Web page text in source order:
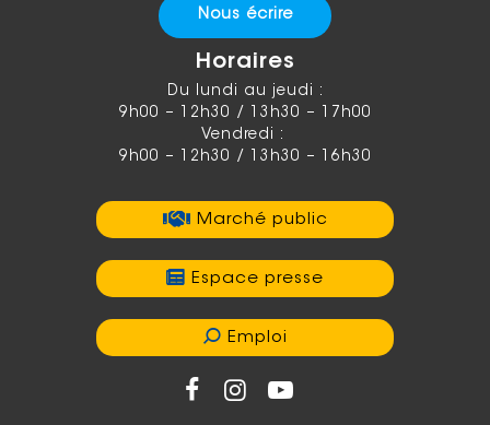
Nous écrire
Horaires
Du lundi au jeudi :
9h00 – 12h30 / 13h30 – 17h00
Vendredi :
9h00 – 12h30 / 13h30 – 16h30
Marché public
Espace presse
Emploi